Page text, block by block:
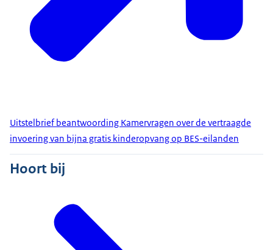
Uitstelbrief beantwoording Kamervragen over de vertraagde
invoering van bijna gratis kinderopvang op BES-eilanden
Hoort bij